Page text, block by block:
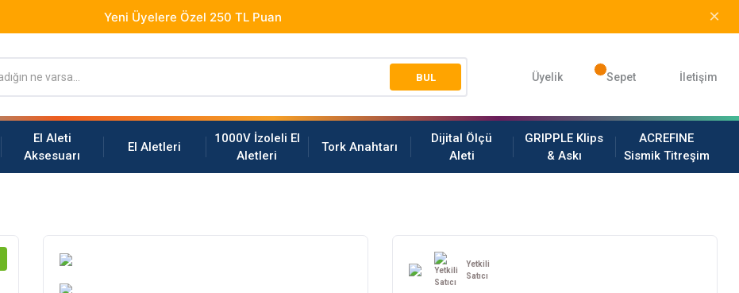
BUL Üyelik Sepet İletişim
El Aleti
Aksesuarı
El Aletleri
1000V İzoleli El
Aletleri
Tork Anahtarı
Dijital Ölçü
Aleti
GRIPPLE Klips
& Askı
ACREFINE
Sismik Titreşim
Yetkili
Satıcı